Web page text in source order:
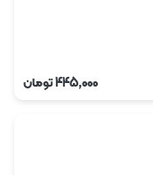
445,000تومان